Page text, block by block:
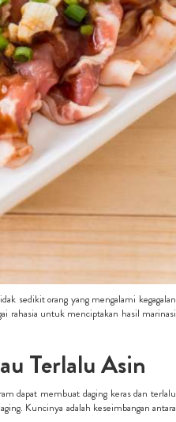
sedikit orang yang mengalami kegagalan
rahasia untuk menciptakan hasil marinasi
Terlalu Asin
dapat membuat daging keras dan terlalu
Kuncinya adalah keseimbangan antara